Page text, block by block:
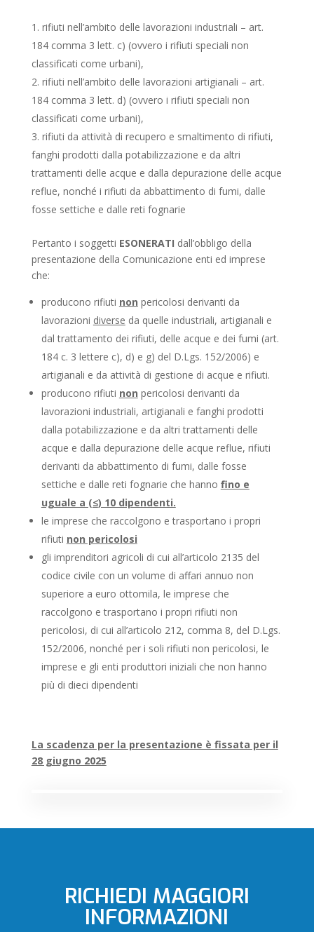
rifiuti nell’ambito delle lavorazioni industriali – art.
184 comma 3 lett. c) (ovvero i rifiuti speciali non
classificati come urbani),
rifiuti nell’ambito delle lavorazioni artigianali – art.
184 comma 3 lett. d) (ovvero i rifiuti speciali non
classificati come urbani),
rifiuti da attività di recupero e smaltimento di rifiuti,
fanghi prodotti dalla potabilizzazione e da altri
trattamenti delle acque e dalla depurazione delle acque
reflue, nonché i rifiuti da abbattimento di fumi, dalle
fosse settiche e dalle reti fognarie
Pertanto i soggetti ESONERATI dall’obbligo della
presentazione della Comunicazione enti ed imprese
che:
producono rifiuti non pericolosi derivanti da
lavorazioni diverse da quelle industriali, artigianali e
dal trattamento dei rifiuti, delle acque e dei fumi (art.
184 c. 3 lettere c), d) e g) del D.Lgs. 152/2006) e
artigianali e da attività di gestione di acque e rifiuti.
producono rifiuti non pericolosi derivanti da
lavorazioni industriali, artigianali e fanghi prodotti
dalla potabilizzazione e da altri trattamenti delle
acque e dalla depurazione delle acque reflue, rifiuti
derivanti da abbattimento di fumi, dalle fosse
settiche e dalle reti fognarie che hanno fino e
uguale a (≤) 10 dipendenti.
le imprese che raccolgono e trasportano i propri
rifiuti non pericolosi
gli imprenditori agricoli di cui all’articolo 2135 del
codice civile con un volume di affari annuo non
superiore a euro ottomila, le imprese che
raccolgono e trasportano i propri rifiuti non
pericolosi, di cui all’articolo 212, comma 8, del D.Lgs.
152/2006, nonché per i soli rifiuti non pericolosi, le
imprese e gli enti produttori iniziali che non hanno
più di dieci dipendenti
La scadenza per la presentazione è fissata per il
28 giugno 2025
RICHIEDI MAGGIORI
INFORMAZIONI